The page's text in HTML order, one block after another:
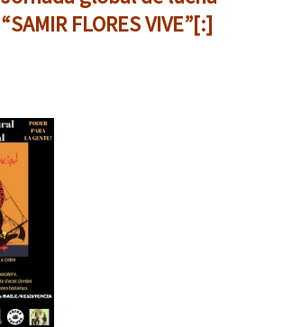
“SAMIR FLORES VIVE”[:]